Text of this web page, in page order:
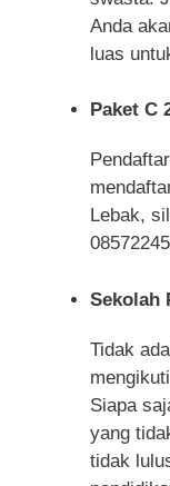
Anda
luas
Paket C
Lebak,
Sekolah
Tidak
Siapa
yang
tidak